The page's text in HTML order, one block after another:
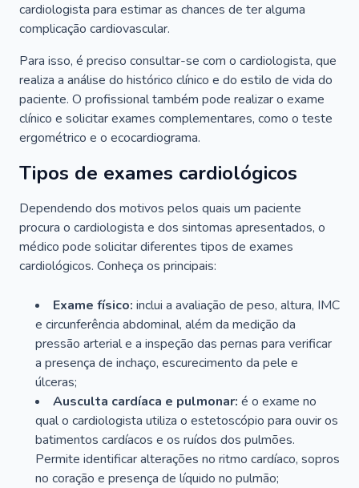
cardiologista para estimar as chances de ter alguma
complicação cardiovascular.
Para isso, é preciso consultar-se com o cardiologista, que
realiza a análise do histórico clínico e do estilo de vida do
paciente. O profissional também pode realizar o exame
clínico e solicitar exames complementares, como o teste
ergométrico e o ecocardiograma.
Tipos de exames cardiológicos
Dependendo dos motivos pelos quais um paciente
procura o cardiologista e dos sintomas apresentados, o
médico pode solicitar diferentes tipos de exames
cardiológicos. Conheça os principais:
Exame físico: inclui a avaliação de peso, altura, IMC
e circunferência abdominal, além da medição da
pressão arterial e a inspeção das pernas para verificar
a presença de inchaço, escurecimento da pele e
úlceras;
Ausculta cardíaca e pulmonar: é o exame no
qual o cardiologista utiliza o estetoscópio para ouvir os
batimentos cardíacos e os ruídos dos pulmões.
Permite identificar alterações no ritmo cardíaco, sopros
no coração e presença de líquido no pulmão;